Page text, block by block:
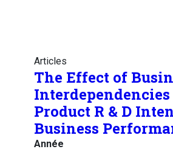
Articles
The Effect of
Interdependencies
Product R & D
Business
Année